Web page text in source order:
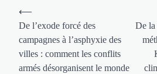
Navigation
de
l’article
⟵
De l’exode forcé des
campagnes à l’asphyxie des
villes : comment les conflits
armés désorganisent le monde
De la